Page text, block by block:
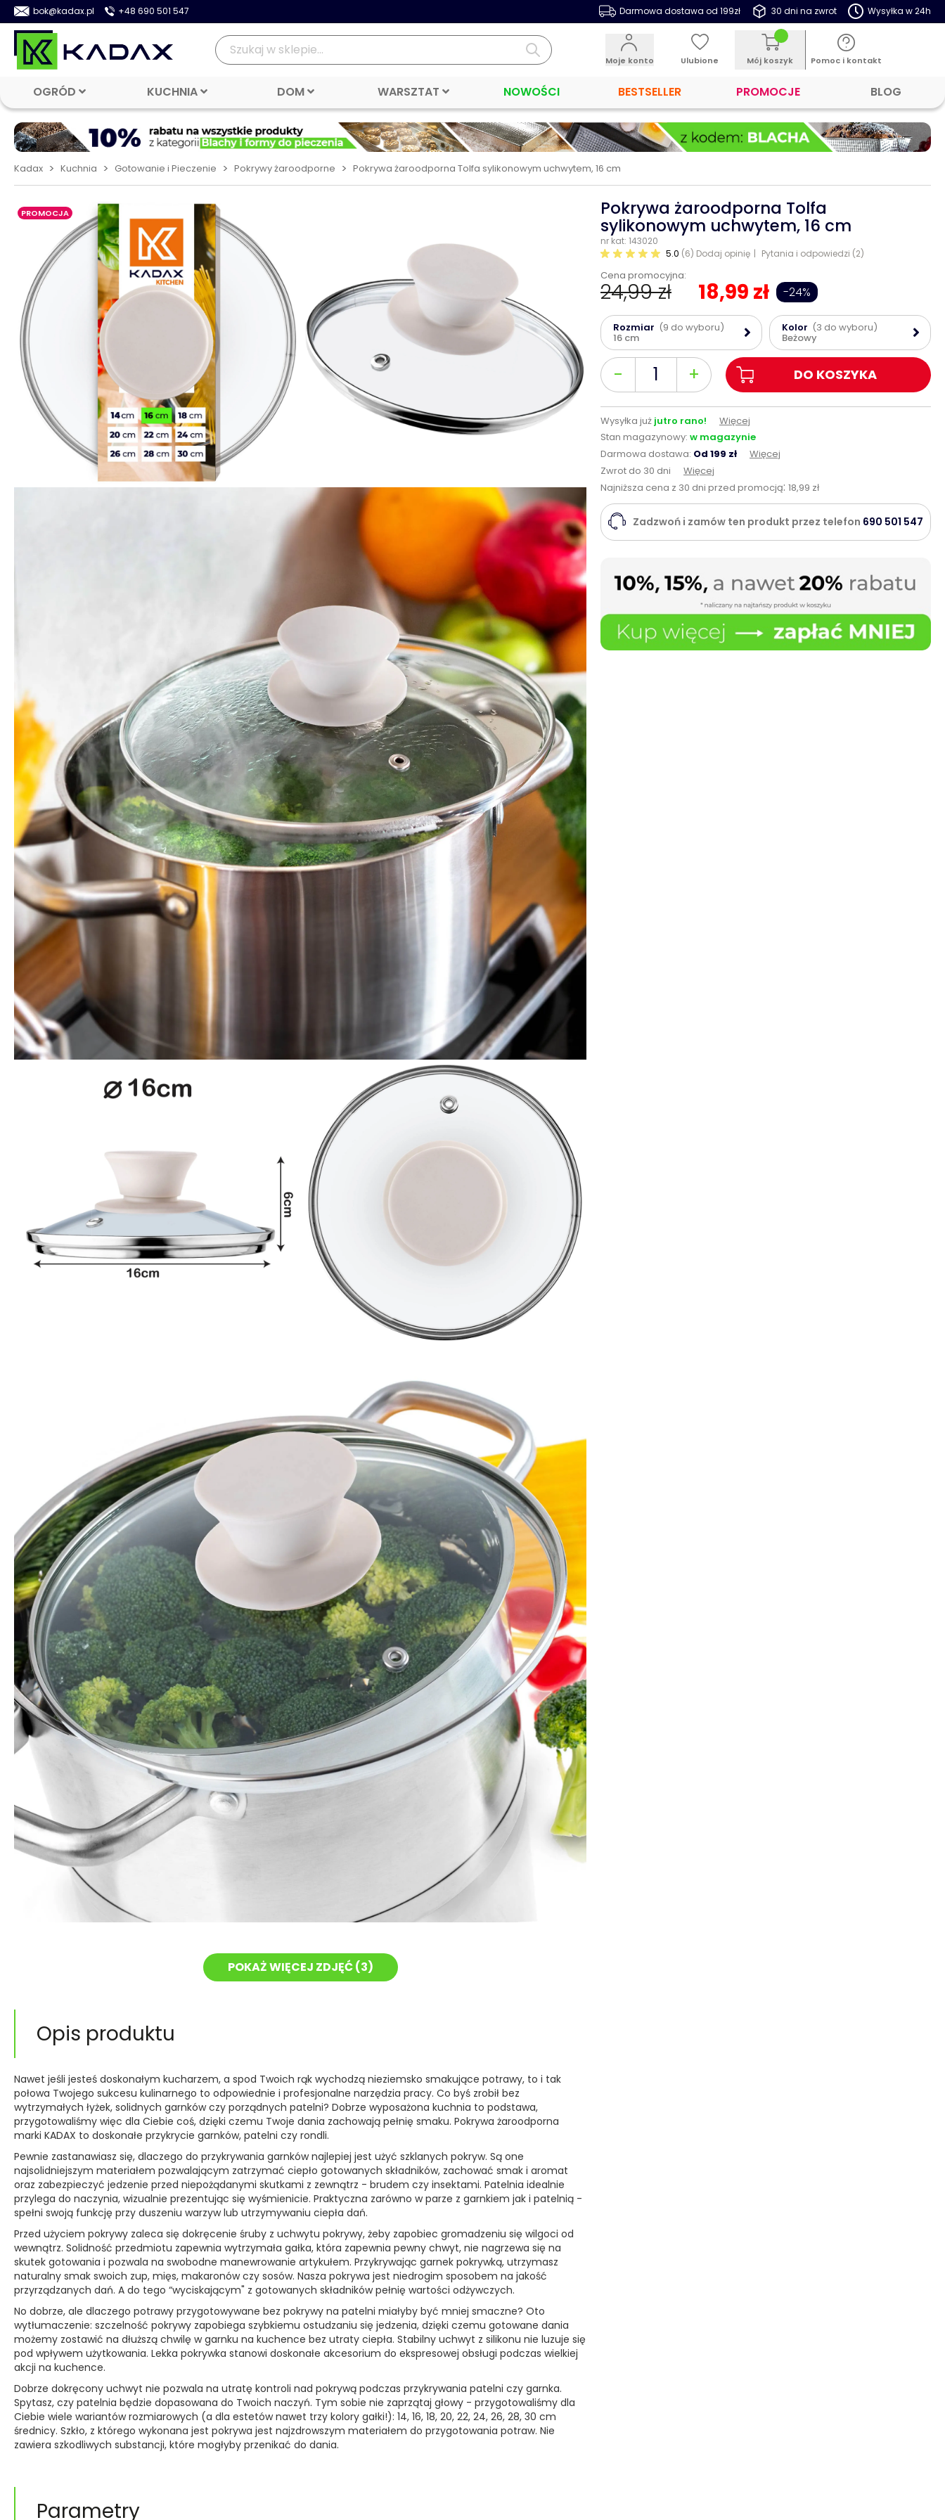
bok@kadax.pl +48 690 501 547 Darmowa dostawa od 199zł 30 dni na zwrot Wysyłka w 24h
Moje konto Ulubione Mój koszyk Pomoc i kontakt
OGRÓD KUCHNIA DOM WARSZTAT NOWOŚCI BESTSELLER PROMOCJE BLOG
Kadax > Kuchnia > Gotowanie i Pieczenie > Pokrywy żaroodporne > Pokrywa żaroodporna Tolfa sylikonowym uchwytem, 16 cm
PROMOCJA
POKAŻ WIĘCEJ ZDJĘĆ (3)
Opis produktu
Nawet jeśli jesteś doskonałym kucharzem, a spod Twoich rąk wychodzą nieziemsko smakujące potrawy, to i tak
połowa Twojego sukcesu kulinarnego to odpowiednie i profesjonalne narzędzia pracy. Co byś zrobił bez
wytrzymałych łyżek, solidnych garnków czy porządnych patelni? Dobrze wyposażona kuchnia to podstawa,
przygotowaliśmy więc dla Ciebie coś, dzięki czemu Twoje dania zachowają pełnię smaku. Pokrywa żaroodporna
marki KADAX to doskonałe przykrycie garnków, patelni czy rondli.
Pewnie zastanawiasz się, dlaczego do przykrywania garnków najlepiej jest użyć szklanych pokryw. Są one
najsolidniejszym materiałem pozwalającym zatrzymać ciepło gotowanych składników, zachować smak i aromat
oraz zabezpieczyć jedzenie przed niepożądanymi skutkami z zewnątrz - brudem czy insektami. Patelnia idealnie
przylega do naczynia, wizualnie prezentując się wyśmienicie. Praktyczna zarówno w parze z garnkiem jak i patelnią -
spełni swoją funkcję przy duszeniu warzyw lub utrzymywaniu ciepła dań.
Przed użyciem pokrywy zaleca się dokręcenie śruby z uchwytu pokrywy, żeby zapobiec gromadzeniu się wilgoci od
wewnątrz. Solidność przedmiotu zapewnia wytrzymała gałka, która zapewnia pewny chwyt, nie nagrzewa się na
skutek gotowania i pozwala na swobodne manewrowanie artykułem. Przykrywając garnek pokrywką, utrzymasz
naturalny smak swoich zup, mięs, makaronów czy sosów. Nasza pokrywa jest niedrogim sposobem na jakość
przyrządzanych dań. A do tego “wyciskającym" z gotowanych składników pełnię wartości odżywczych.
No dobrze, ale dlaczego potrawy przygotowywane bez pokrywy na patelni miałyby być mniej smaczne? Oto
wytłumaczenie: szczelność pokrywy zapobiega szybkiemu ostudzaniu się jedzenia, dzięki czemu gotowane dania
możemy zostawić na dłuższą chwilę w garnku na kuchence bez utraty ciepła. Stabilny uchwyt z silikonu nie luzuje się
pod wpływem użytkowania. Lekka pokrywka stanowi doskonałe akcesorium do ekspresowej obsługi podczas wielkiej
akcji na kuchence.
Dobrze dokręcony uchwyt nie pozwala na utratę kontroli nad pokrywą podczas przykrywania patelni czy garnka.
Spytasz, czy patelnia będzie dopasowana do Twoich naczyń. Tym sobie nie zaprzątaj głowy - przygotowaliśmy dla
Ciebie wiele wariantów rozmiarowych (a dla estetów nawet trzy kolory gałki!): 14, 16, 18, 20, 22, 24, 26, 28, 30 cm
średnicy. Szkło, z którego wykonana jest pokrywa jest najzdrowszym materiałem do przygotowania potraw. Nie
zawiera szkodliwych substancji, które mogłyby przenikać do dania.
Parametry
Pokrywa żaroodporna Tolfa
sylikonowym uchwytem, 16 cm
nr kat: 143020
5.0 (6) Dodaj opinię Pytania i odpowiedzi (2)
Cena promocyjna:
24,99 zł 18,99 zł -24%
Rozmiar (9 do wyboru)
16 cm
Kolor (3 do wyboru)
Beżowy
-
Ilość + DO KOSZYKA
Wysyłka już jutro rano!
Więcej
Stan magazynowy: w magazynie
Darmowa dostawa: Od 199 zł
Więcej
Zwrot do 30 dni
Więcej
Najniższa cena z 30 dni przed promocją: 18,99 zł
Zadzwoń i zamów ten produkt przez telefon 690 501 547